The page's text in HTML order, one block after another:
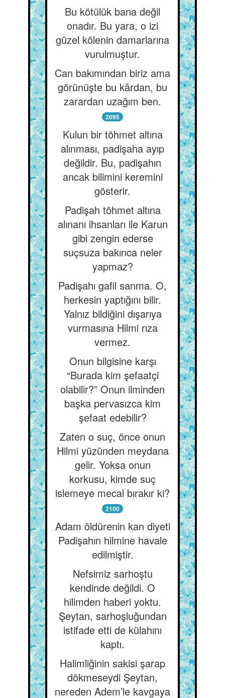
Bu kötülük bana değil
onadır. Bu yara, o izi
güzel kölenin damarlarına
vurulmuştur.
Can bakımından biriz ama
görünüşte bu kârdan, bu
zarardan uzağım ben.
2095
Kulun bir töhmet altına
alınması, padişaha ayıp
değildir. Bu, padişahın
ancak bilimini keremini
gösterir.
Padişah töhmet altına
alınanı ihsanları ile Karun
gibi zengin ederse
suçsuza bakınca neler
yapmaz?
Padişahı gafil sanma. O,
herkesin yaptığını bilir.
Yalnız bildiğini dışarıya
vurmasına Hilmi rıza
vermez.
Onun bilgisine karşı
“Burada kim şefaatçi
olabilir?” Onun ilminden
başka pervasızca kim
şefaat edebilir?
Zaten o suç, önce onun
Hilmi yüzünden meydana
gelir. Yoksa onun
korkusu, kimde suç
islemeye mecal bırakır ki?
2100
Adam öldürenin kan diyeti
Padişahın hilmine havale
edilmiştir.
Nefsimiz sarhoştu
kendinde değildi. O
hilimden haberi yoktu.
Şeytan, sarhoşluğundan
istifade etti de külahını
kaptı.
Halimliğinin sakisi şarap
dökmeseydi Şeytan,
nereden Adem’le kavgaya